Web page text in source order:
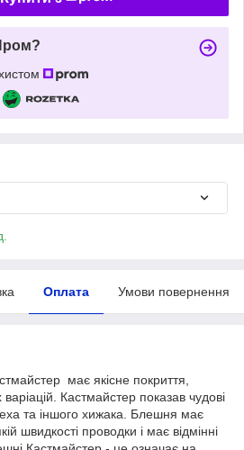
Оплата Умови повернення
має якісне покриття,
варіацій. Кастмайстер показав чудові
та іншого хижака. Блешня має
швидкості проводки і має відмінні